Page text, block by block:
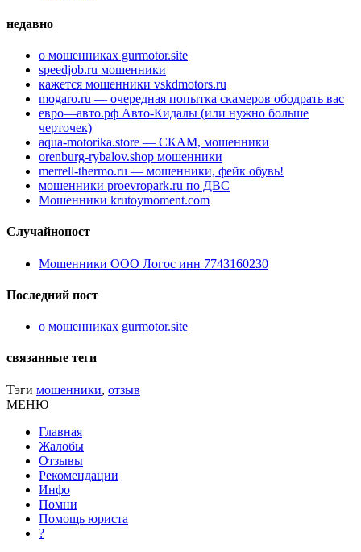
недавно
о мошенниках gurmotor.site
speedjob.ru мошенники
кажется мошенники vskdmotors.ru
mogaro.ru — очередная попытка скамеров ободрать вас
евро—авто.рф Авто-Кидалы (или нужно больше
черточек)
aqua-motorika.store — СКАМ, мошенники
orenburg-rybalov.shop мошенники
merrell-thermo.ru — мошенники, фейк обувь!
мошенники proevropark.ru по ДВС
Мошенники krutoymoment.com
Случайнопост
Мошенники ООО Логос инн 7743160230
Последний пост
о мошенниках gurmotor.site
связанные теги
Тэги мошенники, отзыв
МЕНЮ
Главная
Жалобы
Отзывы
Рекомендации
Инфо
Помни
Помощь юриста
?